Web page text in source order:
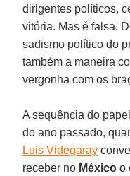
dirigentes políticos,
vitória. Mas é falsa.
sadismo político do
também a maneira
vergonha com os
A sequência do
do ano passado,
Luis Videgaray
receber no México o